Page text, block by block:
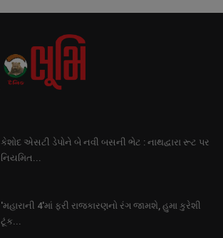
કેશોદ એસટી ડેપોને બે નવી બસની ભેટ : નાથદ્વારા રૂટ પર
નિયમિત...
'મહારાની 4'માં ફરી રાજકારણનો રંગ જામશે, હુમા કુરેશી
ટૂંક...